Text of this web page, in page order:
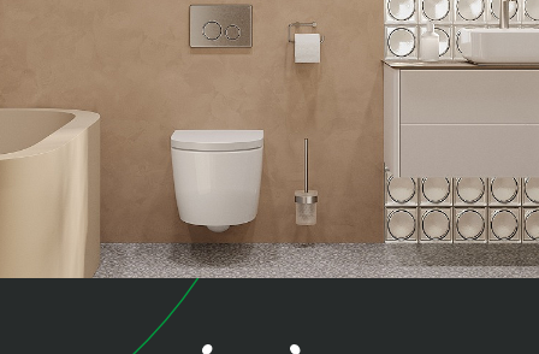
коллекция